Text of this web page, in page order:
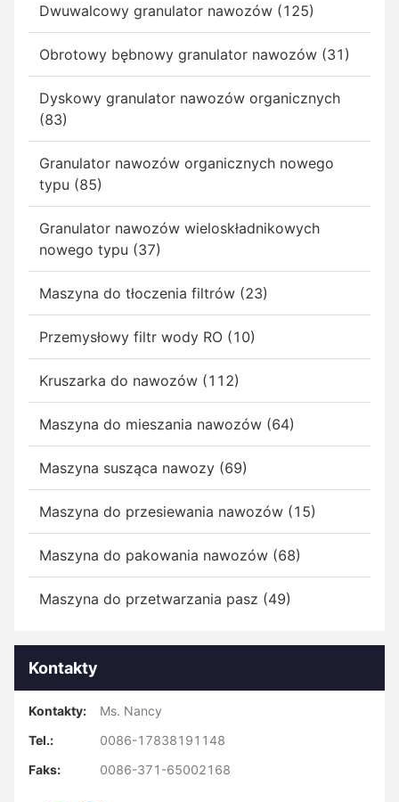
Dwuwalcowy granulator nawozów (125)
Obrotowy bębnowy granulator nawozów (31)
Dyskowy granulator nawozów organicznych
(83)
Granulator nawozów organicznych nowego
typu (85)
Granulator nawozów wieloskładnikowych
nowego typu (37)
Maszyna do tłoczenia filtrów (23)
Przemysłowy filtr wody RO (10)
Kruszarka do nawozów (112)
Maszyna do mieszania nawozów (64)
Maszyna susząca nawozy (69)
Maszyna do przesiewania nawozów (15)
Maszyna do pakowania nawozów (68)
Maszyna do przetwarzania pasz (49)
Kontakty
Kontakty:
Ms. Nancy
Tel.:
0086-17838191148
Faks:
0086-371-65002168